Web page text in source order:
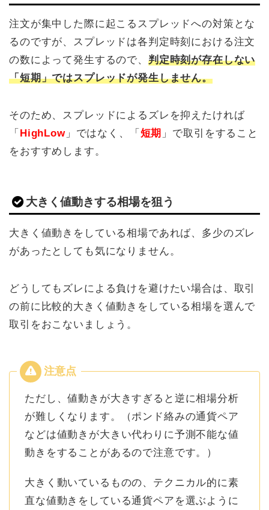
注文が集中した際に起こるスプレッドへの対策とな
るのですが、スプレッドは各判定時刻における注文
の数によって発生するので、 判定時刻が存在しない
「短期」ではスプレッドが発生しません。
そのため、スプレッドによるズレを抑えたければ
「 HighLow」ではなく、「 短期 」で取引をすること
をおすすめします。
大きく値動きする相場を狙う
大きく値動きをしている相場であれば、多少のズレ
があったとしても気になりません。
どうしてもズレによる負けを避けたい場合は、取引
の前に比較的大きく値動きをしている相場を選んで
取引をおこないましょう。
ただし、値動きが大きすぎると逆に相場分析
が難しくなります。（ポンド絡みの通貨ペア
などは値動きが大きい代わりに予測不能な値
動きをすることがあるので注意です。）
大きく動いているものの、テクニカル的に素
直な値動きをしている通貨ペアを選ぶように